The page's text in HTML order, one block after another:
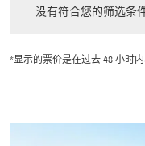
没有符合您的筛选条
*显示的票价是在过去 48 小时